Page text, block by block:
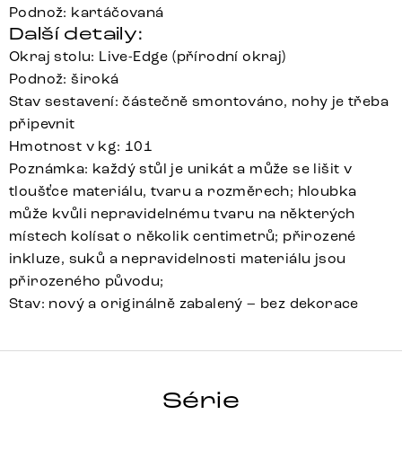
Podnož: kartáčovaná
Další detaily:
Okraj stolu: Live-Edge (přírodní okraj)
Podnož: široká
Stav sestavení: částečně smontováno, nohy je třeba
připevnit
Hmotnost v kg: 101
Poznámka: každý stůl je unikát a může se lišit v
tloušťce materiálu, tvaru a rozměrech; hloubka
může kvůli nepravidelnému tvaru na některých
místech kolísat o několik centimetrů; přirozené
inkluze, suků a nepravidelnosti materiálu jsou
přirozeného původu;
Stav: nový a originálně zabalený – bez dekorace
Série